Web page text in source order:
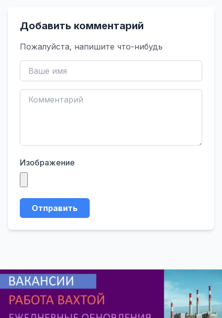
Добавить комментарий
Пожалуйста, напишите что-нибудь
Изображение
Отправить